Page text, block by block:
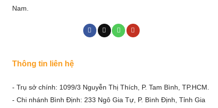
Nam.
Thông tin liên hệ
- Trụ sở chính: 1099/3 Nguyễn Thị Thích, P. Tam Bình, TP.HCM.
- Chi nhánh Bình Định: 233 Ngô Gia Tự, P. Bình Định, Tỉnh Gia